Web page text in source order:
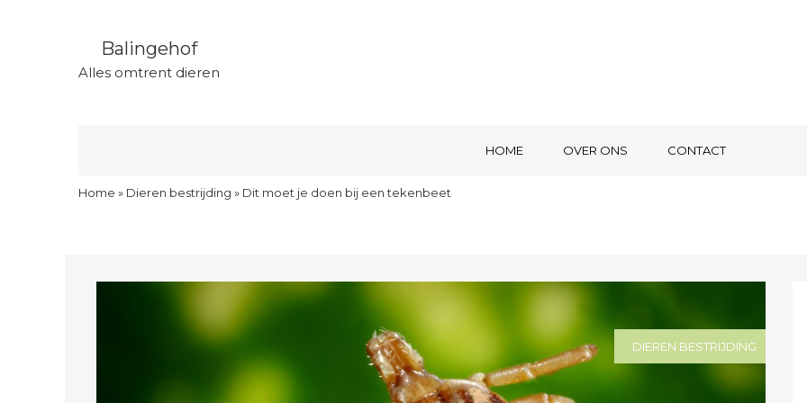
Balingehof
Alles omtrent dieren
HOME OVER ONS CONTACT
Home » Dieren bestrijding » Dit moet je doen bij een tekenbeet
DIEREN BESTRIJDING